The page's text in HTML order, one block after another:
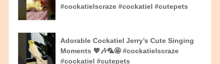
#cockatielscraze #cockatiel #cutepets
Adorable Cockatiel Jerry’s Cute Singing
Moments 💖🎶🦜🤩 #cockatielscraze
#cockatiel #cutepets